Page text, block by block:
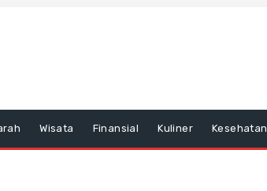
Wisata Finansial Kuliner Kesehatan